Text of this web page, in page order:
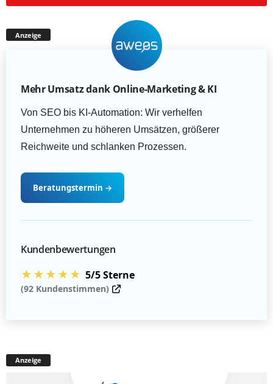
Anzeige
Mehr Umsatz dank Online-Marketing & KI
Von SEO bis KI-Automation: Wir verhelfen
Unternehmen zu höheren Umsätzen, größerer
Reichweite und schlanken Prozessen.
Beratungstermin →
Kundenbewertungen
★★★★★ 5/5 Sterne
(92 Kundenstimmen)
Anzeige